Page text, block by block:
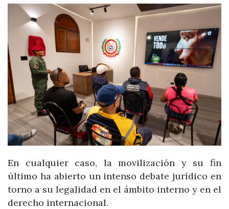
En cualquier caso, la movilización y su fin
último ha abierto un intenso debate jurídico en
torno a su legalidad en el ámbito interno y en el
derecho internacional.